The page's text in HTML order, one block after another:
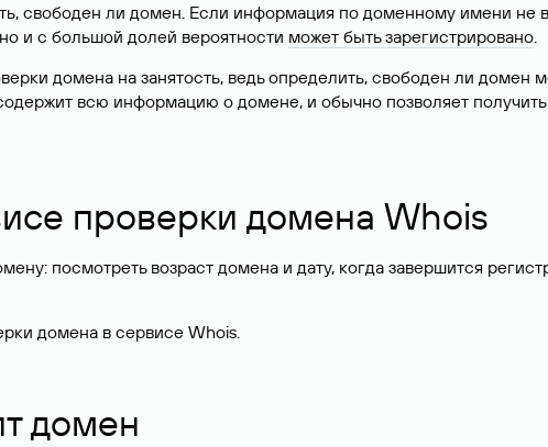
свободен ли домен. Если информация по доменному имени не
и с большой долей вероятности может быть зарегистрировано.
домена на занятость, ведь определить, свободен ли
всю информацию о домене, и обычно позволяет
проверки домена Whois
посмотреть возраст домена и дату, когда завершится
домена в сервисе Whois.
домен